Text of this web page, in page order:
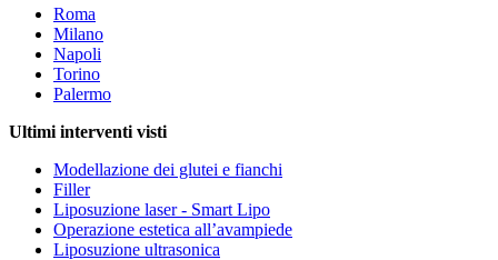
Roma
Milano
Napoli
Torino
Palermo
Ultimi interventi visti
Modellazione dei glutei e fianchi
Filler
Liposuzione laser - Smart Lipo
Operazione estetica all’avampiede
Liposuzione ultrasonica